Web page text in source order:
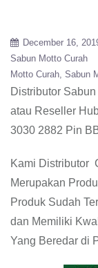
December 16,
Sabun Motto Curah
Motto Curah Sabun
Distributor
atau Reseller
3030 2882 Pin
Kami Distributor
Merupakan
Produk Sudah
dan Memiliki
Yang Beredar di